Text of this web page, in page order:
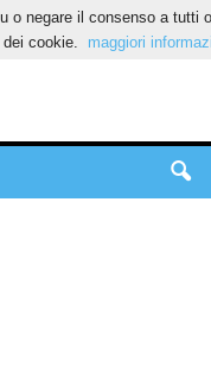
o negare il consenso a tutti
cookie.
maggiori